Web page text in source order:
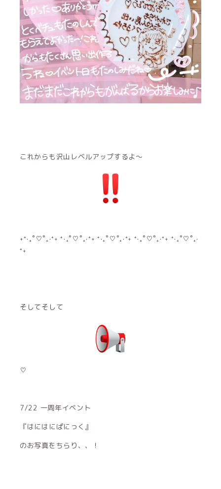
これからも沢山レベルアップするよ〜
˖⁺‧₊˚♡˚₊‧⁺˖ ⁺‧₊˚♡˚₊‧⁺˖ ⁺‧₊˚♡˚₊‧⁺˖ ⁺‧₊˚♡˚₊‧⁺˖ ⁺‧₊˚♡˚₊‧
⁺˖
そしてそして
♡
7/22 一周年イベント
『はにはにぱにっく』
のお写真をちらり、、！